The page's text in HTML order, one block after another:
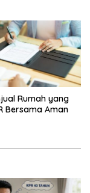
Rumah yang
Bersama Aman